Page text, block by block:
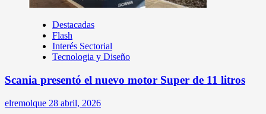
Destacadas
Flash
Interés Sectorial
Tecnologia y Diseño
Scania presentó el nuevo motor Super de 11 litros
elremolque 28 abril, 2026